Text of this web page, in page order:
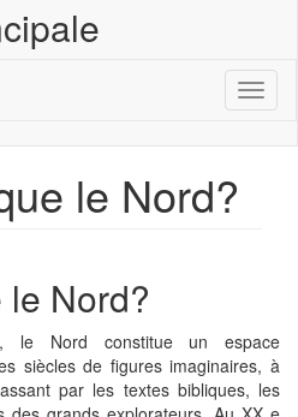
le Nord?
Nord?
le Nord constitue un espace
siècles de figures imaginaires, à
par les textes bibliques, les